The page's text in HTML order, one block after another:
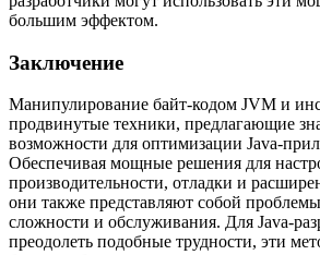
большим эффектом.
Заключение
Манипулирование байт-кодом JVM и
продвинутые техники, предлагающие
возможности для оптимизации Java-
Обеспечивая мощные решения для
производительности, отладки и
они также представляют собой
сложности и обслуживания. Для Java-
преодолеть подобные трудности, эти